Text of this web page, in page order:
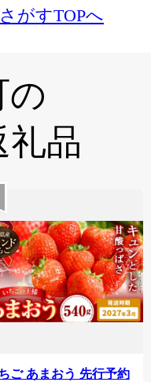
がすTOPへ
の
礼品
ご あまおう 先行予約